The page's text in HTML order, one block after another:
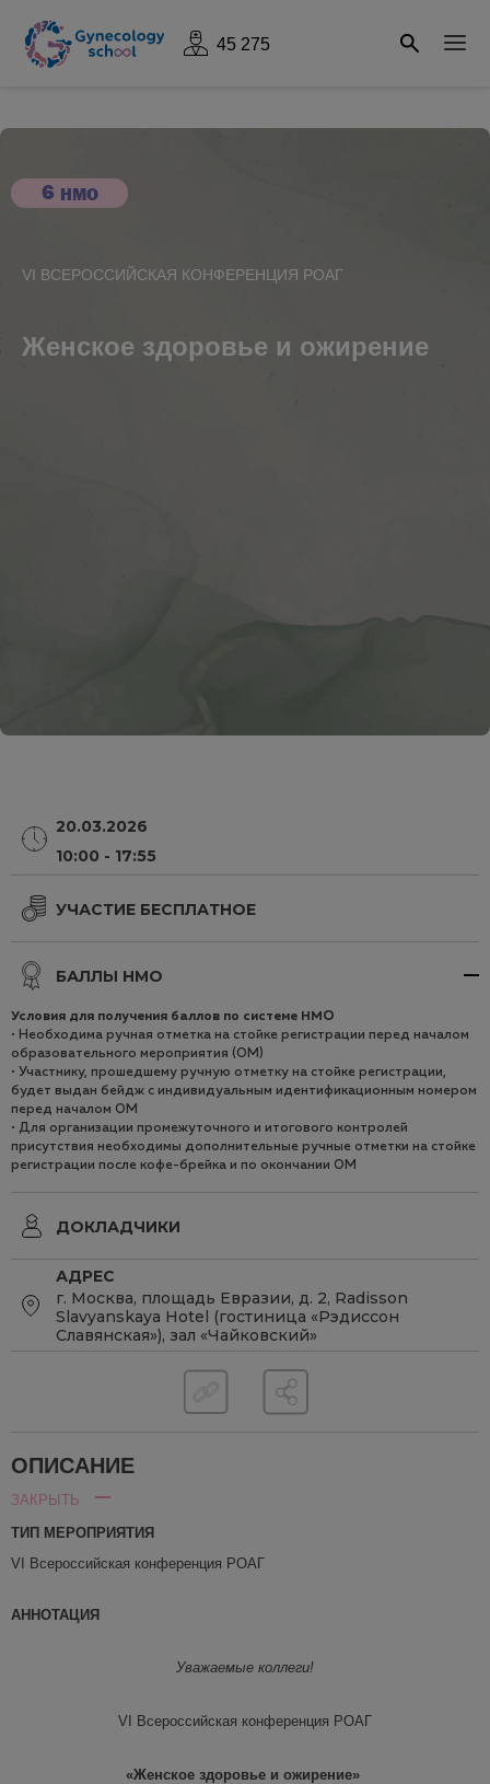
45 275
VI ВСЕРОССИЙСКАЯ КОНФЕРЕНЦИЯ РОАГ
6 НМО
Женское здоровье и ожирение
20.03.2026
10:00 - 17:55
УЧАСТИЕ БЕСПЛАТНОЕ
БАЛЛЫ НМО
Условия для получения баллов по системе НМO
• Необходима ручная отметка на стойке регистрации перед началом
образовательного мероприятия (ОМ)
• Участнику, прошедшему ручную отметку на стойке регистрации,
будет выдан бейдж с индивидуальным идентификационным номером
перед началом ОМ
• Для организации промежуточного и итогового контролей
присутствия необходимы дополнительные ручные отметки на стойке
регистрации после кофе-брейка и по окончании ОМ
ДОКЛАДЧИКИ
АДРЕС
г. Москва, площадь Евразии, д. 2, Radisson
Slavyanskaya Hotel (гостиница «Рэдиссон
Славянская»), зал «Чайковский»
ОПИСАНИЕ
ЗАКРЫТЬ
ТИП МЕРОПРИЯТИЯ
VI Всероссийская конференция РОАГ
АННОТАЦИЯ
Уважаемые коллеги!
VI Всероссийская конференция РОАГ
«Женское здоровье и ожирение»